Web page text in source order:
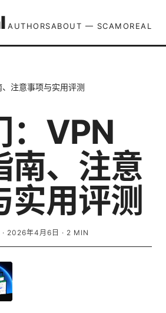
AUTHORSABOUT — SCAMOREAL
注意事项与实用评测
：VPN
南、注意
实用评测
· 2026年4月6日 · 2 MIN